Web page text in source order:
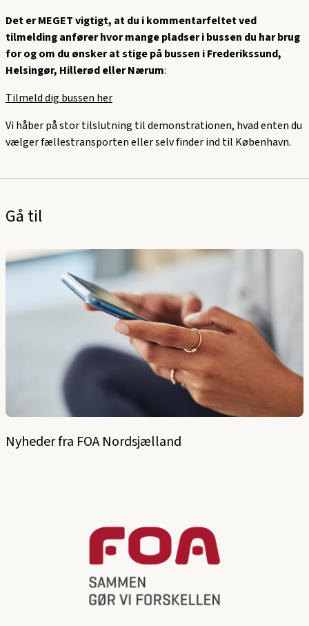
Det er MEGET vigtigt, at du i kommentarfeltet ved
tilmelding anfører hvor mange pladser i bussen du har brug
for og om du ønsker at stige på bussen i Frederikssund,
Helsingør, Hillerød eller Nærum:
Tilmeld dig bussen her
Vi håber på stor tilslutning til demonstrationen, hvad enten du
vælger fællestransporten eller selv finder ind til København.
Gå til
Nyheder fra FOA Nordsjælland